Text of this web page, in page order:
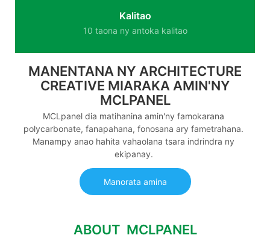
Kalitao
10 taona ny antoka kalitao
MANENTANA NY ARCHITECTURE
CREATIVE MIARAKA AMIN'NY
MCLPANEL
MCLpanel dia matihanina amin'ny famokarana
polycarbonate, fanapahana, fonosana ary fametrahana.
Manampy anao hahita vahaolana tsara indrindra ny
ekipanay.
Manorata amina
ABOUT MCLPANEL